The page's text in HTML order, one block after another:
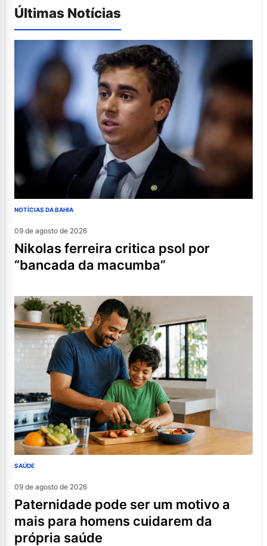
Últimas Notícias
NOTÍCIAS DA BAHIA
09 de agosto de 2026
nikolas ferreira critica psol por
“bancada da macumba”
SAÚDE
09 de agosto de 2026
paternidade pode ser um motivo a
mais para homens cuidarem da
própria saúde